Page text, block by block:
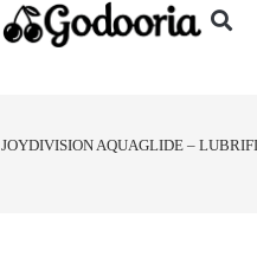
JOYDIVISION AQUAGLIDE –